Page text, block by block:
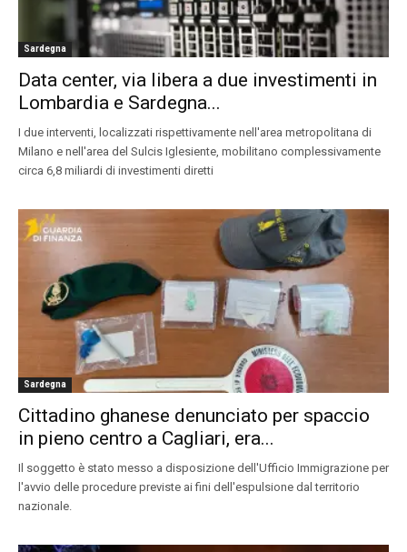
Sardegna
Data center, via libera a due investimenti in
Lombardia e Sardegna...
I due interventi, localizzati rispettivamente nell'area metropolitana di
Milano e nell'area del Sulcis Iglesiente, mobilitano complessivamente
circa 6,8 miliardi di investimenti diretti
Sardegna
Cittadino ghanese denunciato per spaccio
in pieno centro a Cagliari, era...
Il soggetto è stato messo a disposizione dell'Ufficio Immigrazione per
l'avvio delle procedure previste ai fini dell'espulsione dal territorio
nazionale.